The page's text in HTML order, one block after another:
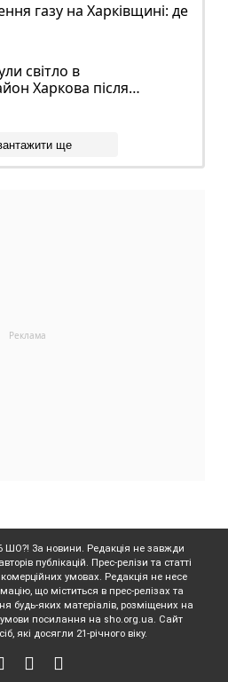
газу на Харківщині: де
світло в
Харкова після
ще
ШО?! За новини. Редакція не завжди
публікацій. Прес-релізи та статті
умовах. Редакція не несе
що міститься в прес-релізах та
будь-яких матеріалів, розміщених на
умови посилання на sho.org.ua. Сайт
які досягли 21-річного віку.